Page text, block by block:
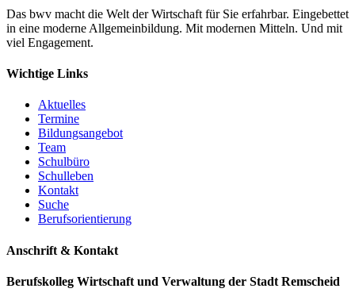
Das bwv macht die Welt der Wirtschaft für Sie erfahrbar. Eingebettet
in eine moderne Allgemeinbildung. Mit modernen Mitteln. Und mit
viel Engagement.
Wichtige Links
Aktuelles
Termine
Bildungsangebot
Team
Schulbüro
Schulleben
Kontakt
Suche
Berufsorientierung
Anschrift & Kontakt
Berufskolleg Wirtschaft und Verwaltung der Stadt Remscheid